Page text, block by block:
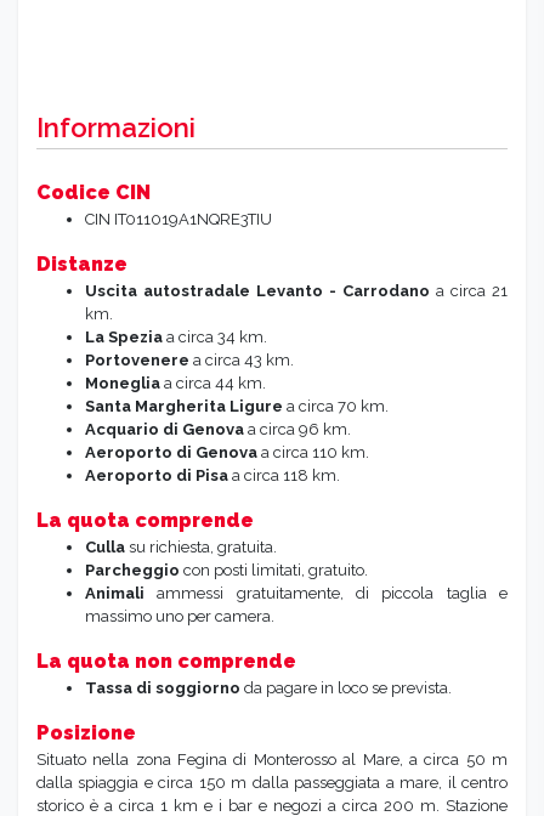
Informazioni
Codice CIN
CIN IT011019A1NQRE3TIU
Distanze
Uscita autostradale Levanto - Carrodano a circa 21
km.
La Spezia a circa 34 km.
Portovenere a circa 43 km.
Moneglia a circa 44 km.
Santa Margherita Ligure a circa 70 km.
Acquario di Genova a circa 96 km.
Aeroporto di Genova a circa 110 km.
Aeroporto di Pisa a circa 118 km.
La quota comprende
Culla su richiesta, gratuita.
Parcheggio con posti limitati, gratuito.
Animaliammessi gratuitamente, di piccola taglia e
massimo uno per camera.
La quota non comprende
Tassa di soggiorno da pagare in loco se prevista.
Posizione
Situato nella zona Fegina di Monterosso al Mare, a circa 50 m
dalla spiaggia e circa 150 m dalla passeggiata a mare, il centro
storico è a circa 1 km e i bar e negozi a circa 200 m. Stazione